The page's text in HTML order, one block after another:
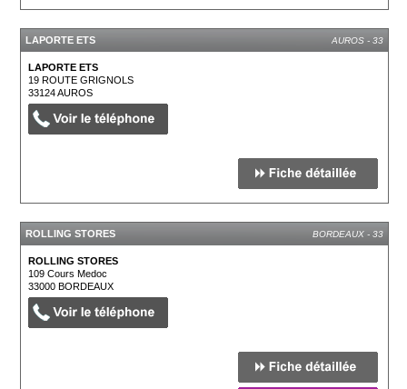
LAPORTE ETS AUROS - 33
LAPORTE ETS
19 ROUTE GRIGNOLS
33124AUROS
ROLLING STORES BORDEAUX - 33
ROLLING STORES
109 Cours Medoc
33000BORDEAUX